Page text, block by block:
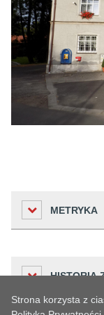
METRYKA
Liczba odwiedzin
84284
Podmiot
HISTORIA
Strona korzysta z